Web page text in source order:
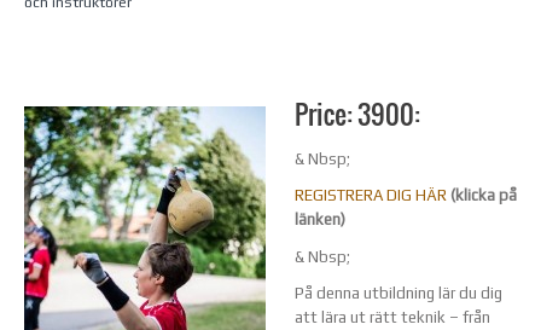
Price: 3900:
& Nbsp;
REGISTRERA DIG HÄR (klicka på
länken)
& Nbsp;
På denna utbildning lär du dig
att lära ut rätt teknik – från